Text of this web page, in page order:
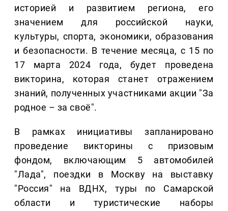
историей и развитием региона, его
значением для российской науки,
культуры, спорта, экономики, образования
и безопасности. В течение месяца, с 15 по
17 марта 2024 года, будет проведена
викторина, которая станет отражением
знаний, полученных участниками акции "За
родное – за своё".
В рамках инициативы запланировано
проведение викторины с призовым
фондом, включающим 5 автомобилей
"Лада", поездки в Москву на выставку
"Россия" на ВДНХ, туры по Самарской
области и туристические наборы